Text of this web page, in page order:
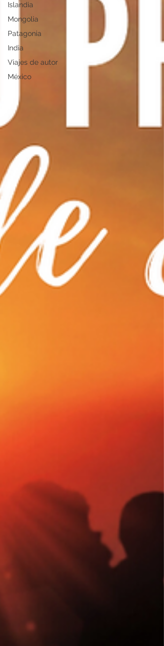
Islandia
Mongolia
Patagonia
India
Viajes de autor
México